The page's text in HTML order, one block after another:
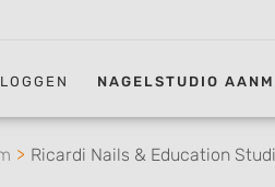
NAGELSTUDIO
Ricardi Nails & Education